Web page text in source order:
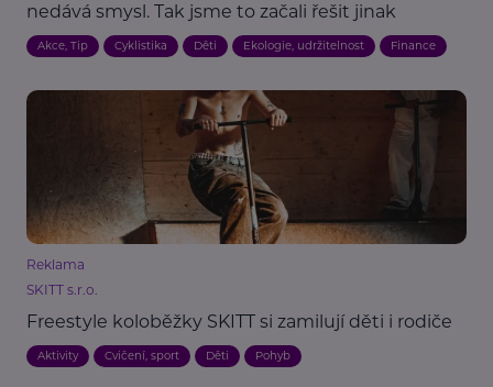
nedává smysl. Tak jsme to začali řešit jinak
Akce, Tip Cyklistika Děti Ekologie, udržitelnost Finance
Reklama
SKITT s.r.o.
Freestyle koloběžky SKITT si zamilují děti i rodiče
Aktivity Cvičení, sport Děti Pohyb